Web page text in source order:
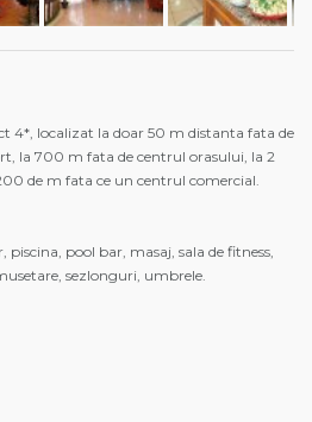
4*, localizat la doar 50 m distanta fata de
la 700 m fata de centrul orasului, la 2
de m fata ce un centrul comercial.
pool bar, masaj, sala de fitness,
sezlonguri, umbrele.